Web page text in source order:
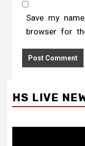
Save my
browser for
HS LIVE